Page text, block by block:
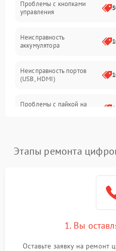
Механические повреждения
Проблемы с кнопками
управления
Неисправность
аккумулятора
Неисправность портов
(USB, HDMI)
Проблемы с пайкой на
изображения
Этапы ремонта
1. Вы
Оставьте заявку на ремонт